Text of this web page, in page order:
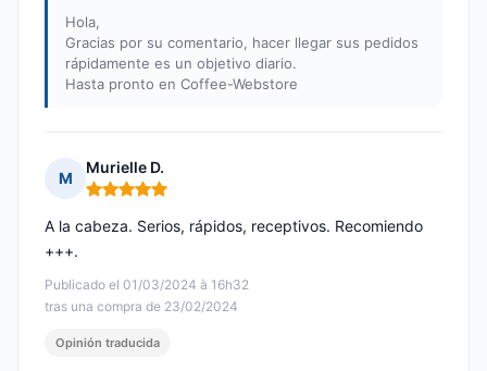
Hola,
Gracias por su comentario, hacer llegar sus pedidos
rápidamente es un objetivo diario.
Hasta pronto en Coffee-Webstore
M
Murielle D.
Nota: 5 de 5
Publicado el 01/03/2024 à 16h32
tras una compra de 23/02/2024
A la cabeza. Serios, rápidos, receptivos. Recomiendo
+++.
Opinión traducida